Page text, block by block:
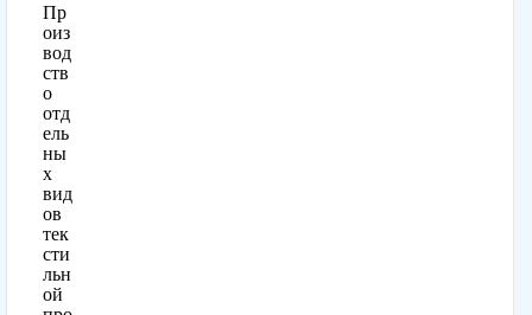
Пр
оиз
вод
ств
о
отд
ель
ны
х
вид
ов
тек
сти
льн
ой